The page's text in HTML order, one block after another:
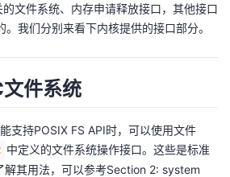
文件系统、内存申请释放接口，其他接口
我们分别来看下内核提供的接口部分。
件系统
支持POSIX FS API时，可以使用文件
中定义的文件系统操作接口。这些是标准
解其用法，可以参考Section 2: system